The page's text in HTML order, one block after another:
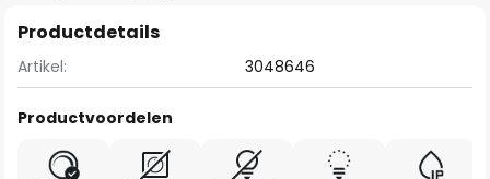
Productdetails
Artikel: 3048646
Productvoordelen